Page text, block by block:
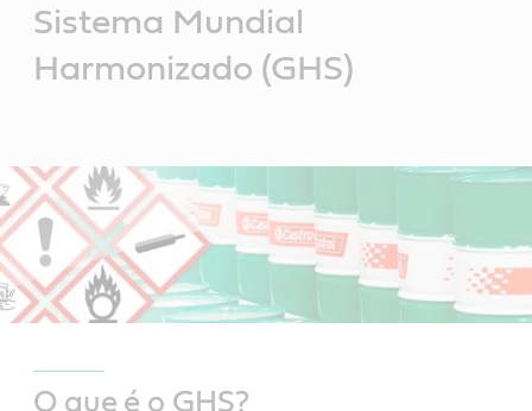
Sistema Mundial
Harmonizado (GHS)
O que é o GHS?